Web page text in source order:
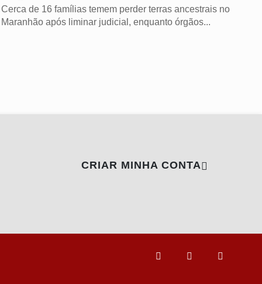
grilagem
Cerca de 16 famílias temem perder terras ancestrais no
Maranhão após liminar judicial, enquanto órgãos...
CRIAR MINHA CONTA